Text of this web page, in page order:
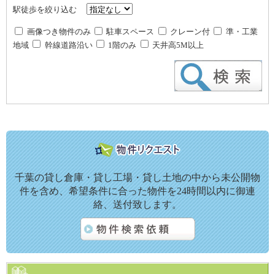
駅徒歩を絞り込む
画像つき物件のみ 駐車スペース クレーン付
準・工業
地域
幹線道路沿い 1階のみ 天井高5M以上
千葉の貸し倉庫・貸し工場・貸し土地の中から未公開物
件を含め、希望条件に合った物件を24時間以内に御連
絡、送付致します。